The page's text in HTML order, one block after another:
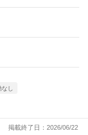
し
掲載終了日：2026/06/22